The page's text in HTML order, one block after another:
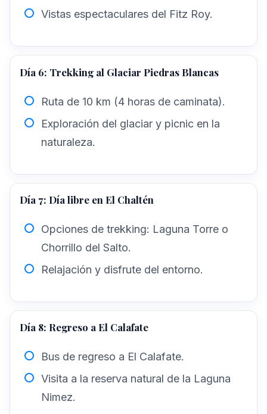
Vistas espectaculares del Fitz Roy.
Día 6: Trekking al Glaciar Piedras Blancas
Ruta de 10 km (4 horas de caminata).
Exploración del glaciar y picnic en la
naturaleza.
Día 7: Día libre en El Chaltén
Opciones de trekking: Laguna Torre o
Chorrillo del Salto.
Relajación y disfrute del entorno.
Día 8: Regreso a El Calafate
Bus de regreso a El Calafate.
Visita a la reserva natural de la Laguna
Nimez.